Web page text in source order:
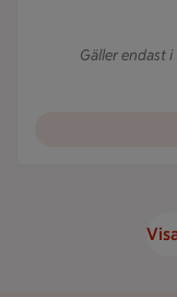
Gäller endast